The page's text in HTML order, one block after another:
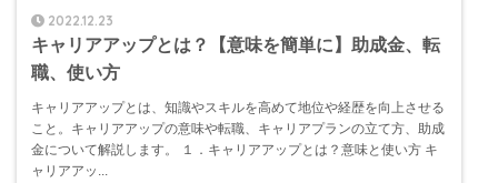
2022.12.23
キャリアアップとは？【意味を簡単に】助成金、転
職、使い方
キャリアアップとは、知識やスキルを高めて地位や経歴を向上させる
こと。キャリアアップの意味や転職、キャリアプランの立て方、助成
金について解説します。 １．キャリアアップとは？意味と使い方 キ
ャリアアッ...